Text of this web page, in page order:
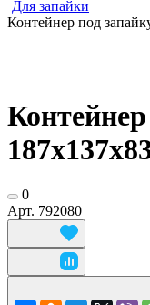
Для запайки
Контейнер под
0
Арт. 792080